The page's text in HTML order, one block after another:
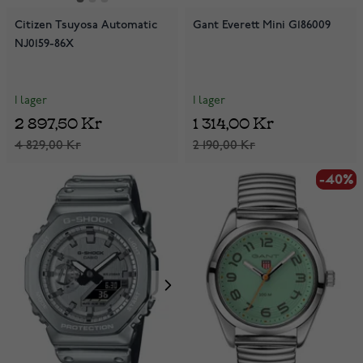
Citizen Tsuyosa Automatic
NJ0159-86X
I lager
4 829,00 Kr
2 897,50 Kr
Gant Everett Mini G186009
I lager
2 190,00 Kr
1 314,00 Kr
-40%
-40%